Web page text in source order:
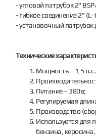
- угловой патрубок 2"
- гибкое соединение 2”
- установочный патрубок
Технические
Мощность – 1,5
Питание – 380в;
Регулируемая
Производство
Используется для
бензина, керосина.